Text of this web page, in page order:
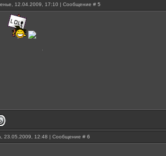
12.04.2009, 17:10 | Сообщение # 5
23.05.2009, 12:48 | Сообщение # 6